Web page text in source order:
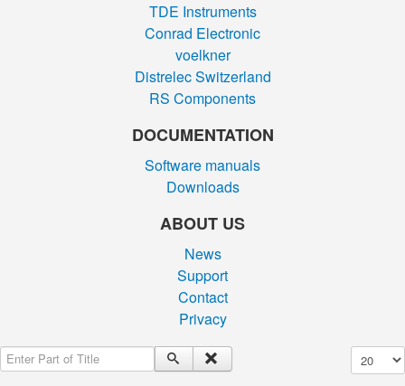
TDE Instruments
Conrad Electronic
voelkner
Distrelec Switzerland
RS Components
DOCUMENTATION
Software manuals
Downloads
ABOUT US
News
Support
Contact
Privacy
Enter Part of Title Display #